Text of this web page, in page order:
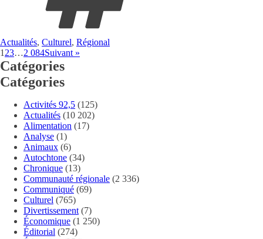
Actualités, Culturel, Régional
1 23…2 084Suivant »
Catégories
Catégories
Activités 92,5 (125)
Actualités (10 202)
Alimentation (17)
Analyse (1)
Animaux (6)
Autochtone (34)
Chronique (13)
Communauté régionale (2 336)
Communiqué (69)
Culturel (765)
Divertissement (7)
Économique (1 250)
Éditorial (274)